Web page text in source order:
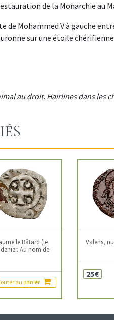
de la Monarchie au
de Mohammed V à gauche
sur une étoile
au droit. Hairlines dans les
le Bâtard (le
Au nom de
au panier
Valens,
25€